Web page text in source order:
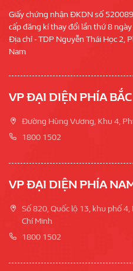
Giấy chứng nhận ĐKDN số
cấp đăng kí thay đổi lần thứ 8
Địa chỉ - TDP Nguyễn Thái Học 2,
Nam
VP ĐẠI DIỆN PHÍA BẮC
Đường Hùng Vương, Khu 4,
1800 1502
VP ĐẠI DIỆN PHÍA
Số 820, Quốc lộ 13, khu phố
Chí Minh
1800 1502